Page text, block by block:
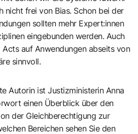
nicht frei von Bias. Schon bei der
sollten mehr Expert:innen
eingebunden werden. Auch
auf Anwendungen abseits von
sinnvoll.
Autorin ist Justizministerin Anna
einen Überblick über den
der Gleichberechtigung zur
Bereichen sehen Sie den